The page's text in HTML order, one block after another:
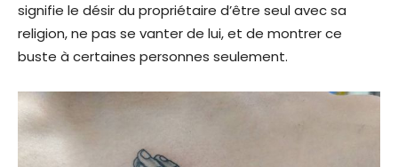
signifie le désir du propriétaire d’être seul avec sa
religion, ne pas se vanter de lui, et de montrer ce
buste à certaines personnes seulement.